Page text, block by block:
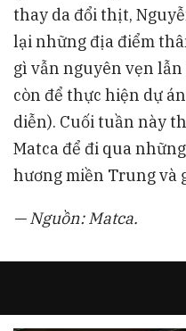
thay da đổi thịt,
lại những địa điểm
gì vẫn nguyên vẹn
còn để thực hiện dự
diễn). Cuối tuần này
Matca để đi qua
hương miền Trung và
— Nguồn: Matca.